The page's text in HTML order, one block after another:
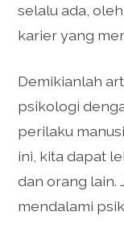
selalu ada,
karier yang
Demikianlah
psikologi
perilaku
ini, kita dapat
dan orang lain.
mendalami